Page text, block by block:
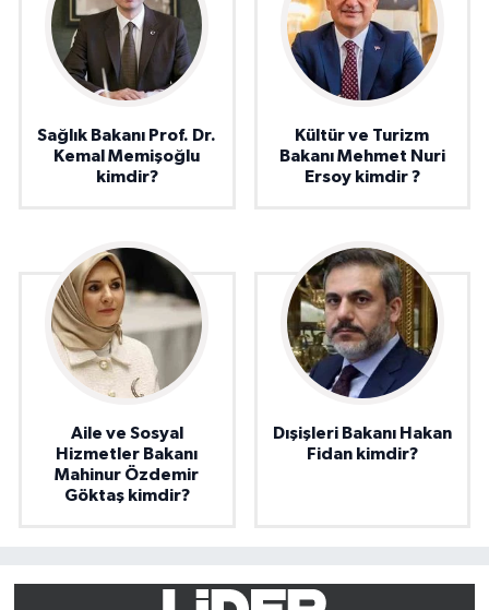
Sağlık Bakanı Prof. Dr.
Kemal Memişoğlu
kimdir?
Kültür ve Turizm
Bakanı Mehmet Nuri
Ersoy kimdir ?
Aile ve Sosyal
Hizmetler Bakanı
Mahinur Özdemir
Göktaş kimdir?
Dışişleri Bakanı Hakan
Fidan kimdir?